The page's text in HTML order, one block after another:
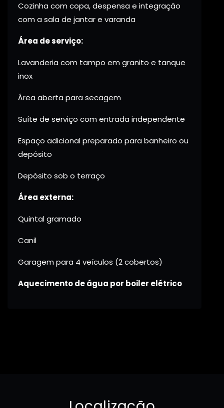
Cozinha com copa, despensa e integração
com a sala de jantar e varanda
Área de serviço:
Lavanderia com tampo em granito e tanque
inox
Área aberta para secagem
Suíte de serviço com entrada independente
Espaço adicional preparado para banheiro ou
depósito
Depósito sob o terraço
Área externa:
Quintal gramado
Canil
Garagem para 4 veículos (2 cobertos)
Aquecimento de água por boiler elétrico